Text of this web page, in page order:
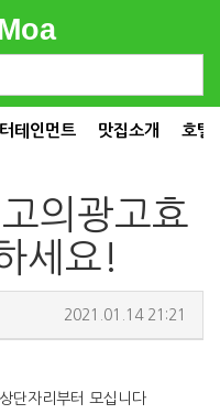
테인먼트 맛집소개 호텔
의광고효
세요!
2021.01.14 21:21
단자리부터 모십니다